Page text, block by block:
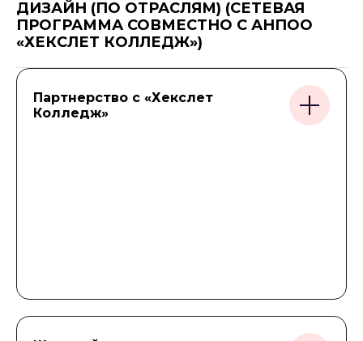
ДИЗАЙН (ПО ОТРАСЛЯМ) (СЕТЕВАЯ
ПРОГРАММА СОВМЕСТНО С АНПОО
«ХЕКСЛЕТ КОЛЛЕДЖ»)
Партнерство с «Хекслет
Колледж»